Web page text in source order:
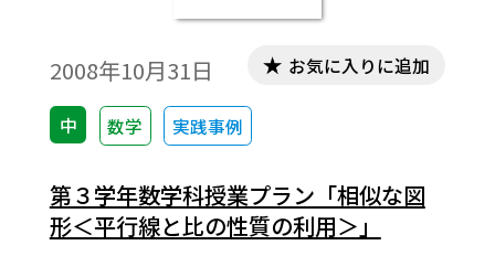
2008年10月31日
中 数学 実践事例
お気に入りに追加
第３学年数学科授業プラン「相似な図
形＜平行線と比の性質の利用＞」